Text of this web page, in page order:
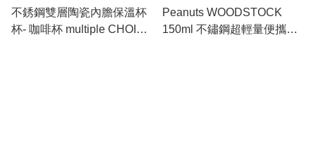
不銹鋼雙層陶瓷內膽保溫杯
杯- 咖啡杯 multiple CHOICE
Peanuts WOODSTOCK
150ml 不鏽鋼超輕量便攜真